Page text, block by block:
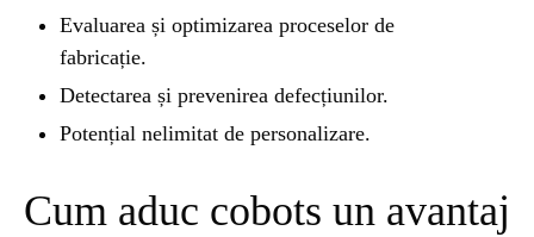
Evaluarea și optimizarea proceselor de
fabricație.
Detectarea și prevenirea defecțiunilor.
Potențial nelimitat de personalizare.
Cum aduc cobots un avantaj